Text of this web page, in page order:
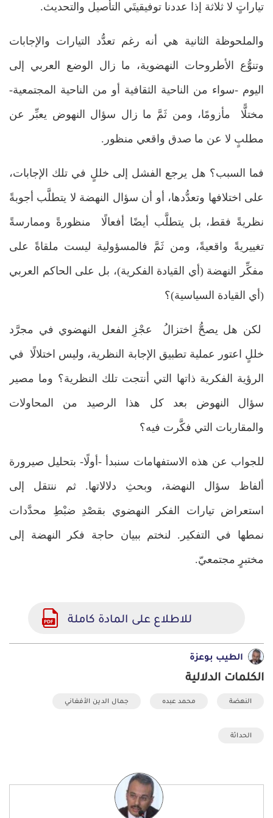
تياراتٍ لا ثلاثة إذا عددنا توفيقيتَي التأصيل والتحديث.
والملحوظة الثانية هي أنه رغم تعدُّد التيارات والإجابات
وتنوُّع الأطروحات النهضوية، ما زال الوضع العربي إلى
اليوم -سواء من الناحية الثقافية أو من الناحية المجتمعية-
مختلًّا مأزومًا، ومن ثَمَّ ما زال سؤال النهوض يعبِّر عن
مطلبٍ لا عن ما صدق واقعي منظور.
فما السبب؟ هل يرجع الفشل إلى خللٍ في تلك الإجابات،
على اختلافها وتعدُّدها، أو أن سؤال النهضة لا يتطلَّب أجوبةً
نظريةً فقط، بل يتطلَّب أيضًا أفعالًا منظورةً وممارسةً
تغييريةً واقعيةً، ومن ثَمَّ فالمسؤولية ليست ملقاةً على
مفكِّر النهضة (أي القيادة الفكرية)، بل على الحاكم العربي
(أي القيادة السياسية)؟
لكن هل يصحُّ اختزالُ عجْزِ الفعل النهضوي في مجرَّد
خللٍ اعتور عملية تطبيق الإجابة النظرية، وليس اختلالًا في
الرؤية الفكرية ذاتها التي أنتجت تلك النظرية؟ وما مصير
سؤال النهوض بعد كل هذا الرصيد من المحاولات
والمقاربات التي فكَّرت فيه؟
للجواب عن هذه الاستفهامات سنبدأ -أولًا- بتحليل صيرورة
ألفاظ سؤال النهضة، وبحثِ دلالاتها. ثم ننتقل إلى
استعراض تيارات الفكر النهضوي بقصْدِ ضبْطِ محدَّدات
نمطها في التفكير. لنختم ببيان حاجة فكر النهضة إلى
مختبرٍ مجتمعيّ.
للاطلاع على المادة كاملة
الطيب بوعزة
الكلمات الدلالية
النهضة محمد عبده جمال الدين الأفغاني
الحداثة